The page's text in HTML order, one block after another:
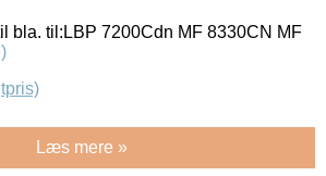
bla. til:LBP 7200Cdn MF 8330CN MF
Læs mere »